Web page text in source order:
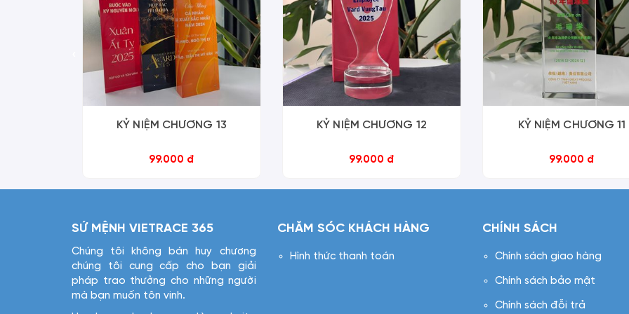
KỶ NIỆM CHƯƠNG 13
99.000 đ
KỶ NIỆM CHƯƠNG 12
99.000 đ
KỶ NIỆM CHƯƠNG 11
99.000 đ
SỨ MỆNH VIETRACE 365
Chúng tôi không bán huy chương
chúng tôi cung cấp cho bạn giải
pháp trao thưởng cho những người
mà bạn muốn tôn vinh.
CHĂM SÓC KHÁCH HÀNG
Hình thức thanh toán
CHÍNH SÁCH
Chính sách giao hàng
Chính sách bảo mật
Chính sách đỗi trả